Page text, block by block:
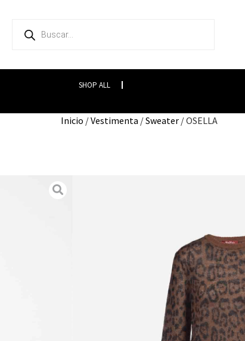
SHOP ALL
Inicio /Vestimenta /Sweater / OSELLA